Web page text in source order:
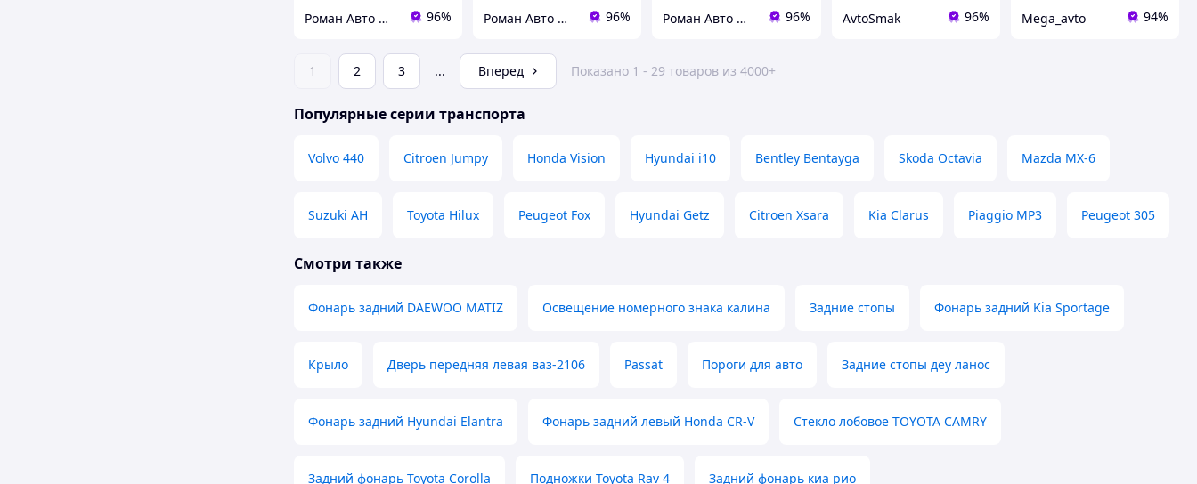
Роман Авто Маркет 96% Роман Авто Маркет 96% Роман Авто Маркет 96% AvtoSmak 96% Mega_avto 94%
1 2 3 ... Вперед Показано 1 - 29 товаров из 4000+
Популярные серии транспорта
Volvo 440 Citroen Jumpy Honda Vision Hyundai i10 Bentley Bentayga Skoda Octavia Mazda MX-6
Suzuki AH Toyota Hilux Peugeot Fox Hyundai Getz Citroen Xsara Kia Clarus Piaggio MP3 Peugeot 305
Смотри также
Фонарь задний DAEWOO MATIZ Освещение номерного знака калина Задние стопы Фонарь задний Kia Sportage
Крыло Дверь передняя левая ваз-2106 Passat Пороги для авто Задние стопы деу ланос
Фонарь задний Hyundai Elantra Фонарь задний левый Honda CR-V Стекло лобовое TOYOTA CAMRY
Задний фонарь Toyota Corolla Подножки Toyota Rav 4 Задний фонарь киа рио